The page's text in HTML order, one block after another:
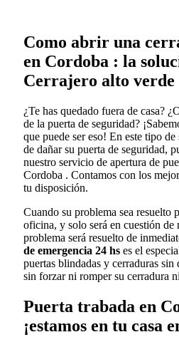
Como abrir una
en Cordoba : la
Cerrajero alto verde
¿Te has quedado fuera de casa?
de la puerta de seguridad?
que puede ser eso! En este tipo
de dañar su puerta de seguridad,
nuestro servicio de apertura de
Cordoba . Contamos con los
tu disposición.
Cuando su problema sea resuelto
oficina, y solo será en cuestión de
problema será resuelto de
de emergencia 24 hs es el
puertas blindadas y cerraduras sin
sin forzar ni romper su cerradura
Puerta trabada en
¡estamos en tu casa